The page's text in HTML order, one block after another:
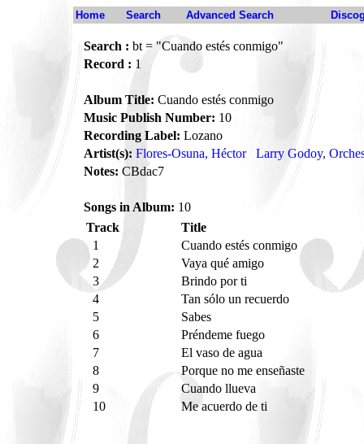
Home Search Advanced Search
Search : bt = "Cuando estés conmigo"
Record : 1
Album Title: Cuando estés conmigo
Music Publish Number: 10
Recording Label: Lozano
Artist(s): Flores-Osuna, Héctor
Larry Godoy,
Notes: CBdac7
Songs in Album: 10
Track
Title
1
Cuando estés conmigo
2
Vaya qué amigo
3
Brindo por ti
4
Tan sólo un recuerdo
5
Sabes
6
Préndeme fuego
7
El vaso de agua
8
Porque no me enseñaste
9
Cuando llueva
10
Me acuerdo de ti